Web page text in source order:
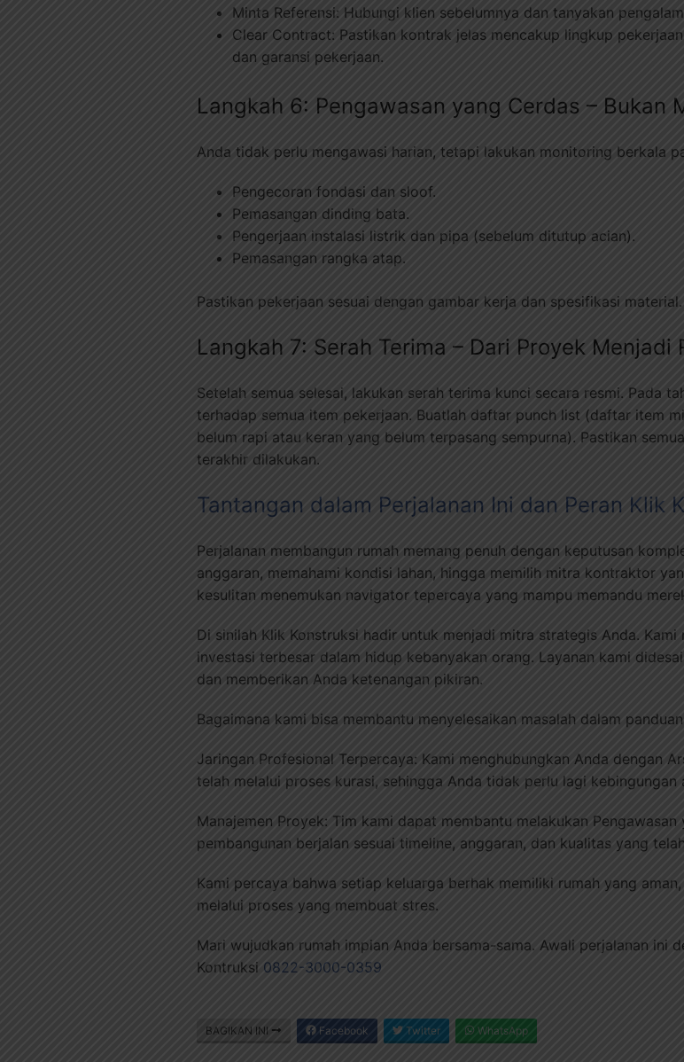
Minta Referensi: Hubungi klien sebelumnya dan tanyakan
Clear Contract: Pastikan kontrak jelas mencakup lingkup
dan garansi pekerjaan.
Langkah 6: Pengawasan yang Cerdas – Bukan
Anda tidak perlu mengawasi harian, tetapi lakukan monitoring berkala
Pengecoran fondasi dan sloof.
Pemasangan dinding bata.
Pengerjaan instalasi listrik dan pipa (sebelum ditutup acian).
Pemasangan rangka atap.
Pastikan pekerjaan sesuai dengan gambar kerja dan spesifikasi
Langkah 7: Serah Terima – Dari Proyek Menjadi
Setelah semua selesai, lakukan serah terima kunci secara resmi. Pada
terhadap semua item pekerjaan. Buatlah daftar punch list (daftar item
belum rapi atau keran yang belum terpasang sempurna). Pastikan
terakhir dilakukan.
Tantangan dalam Perjalanan Ini dan Peran Klik
Perjalanan membangun rumah memang penuh dengan keputusan
anggaran, memahami kondisi lahan, hingga memilih mitra kontraktor
kesulitan menemukan navigator tepercaya yang mampu memandu
Di sinilah Klik Konstruksi hadir untuk menjadi mitra strategis Anda.
investasi terbesar dalam hidup kebanyakan orang. Layanan kami
dan memberikan Anda ketenangan pikiran.
Bagaimana kami bisa membantu menyelesaikan masalah dalam
Jaringan Profesional Terpercaya: Kami menghubungkan Anda dengan
telah melalui proses kurasi, sehingga Anda tidak perlu lagi
Manajemen Proyek: Tim kami dapat membantu melakukan
pembangunan berjalan sesuai timeline, anggaran, dan kualitas yang
Kami percaya bahwa setiap keluarga berhak memiliki rumah yang
melalui proses yang membuat stres.
Mari wujudkan rumah impian Anda bersama-sama. Awali perjalanan ini
Kontruksi 0822-3000-0359
BAGIKAN INI Facebook Twitter WhatsApp